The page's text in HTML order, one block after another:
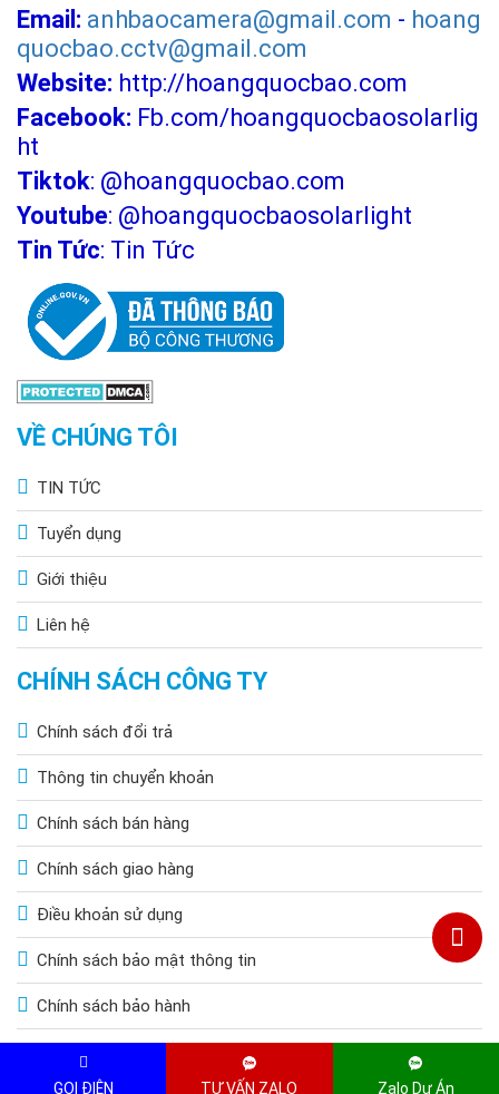
Email: anhbaocamera@gmail.com - hoang
quocbao.cctv@gmail.com
Website: http://hoangquocbao.com
Facebook: Fb.com/hoangquocbaosolarlig
ht
Tiktok: @hoangquocbao.com
Youtube: @hoangquocbaosolarlight
Tin Tức: Tin Tức
VỀ CHÚNG TÔI
TIN TỨC
Tuyển dụng
Giới thiệu
Liên hệ
CHÍNH SÁCH CÔNG TY
Chính sách đổi trả
Thông tin chuyển khoản
Chính sách bán hàng
Chính sách giao hàng
Điều khoản sử dụng
Chính sách bảo mật thông tin
Chính sách bảo hành
Copyright © 2015 by HOANGQUOCBAO.COM. All Rights Reserved
GỌI ĐIỆN TƯ VẤN ZALO Zalo Dự Án